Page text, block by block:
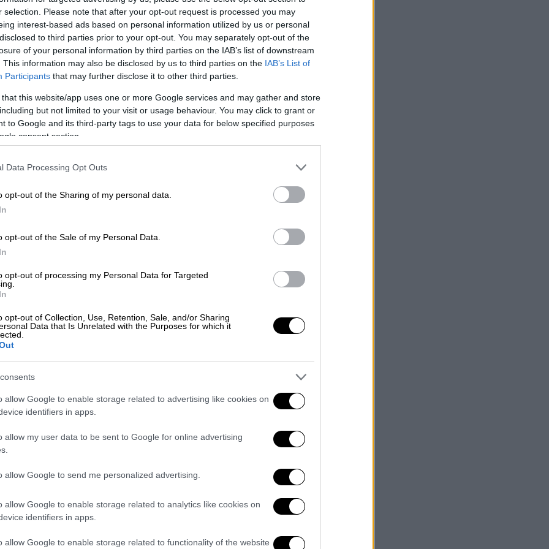
selection. Please note that after your opt-out request is processed you may
interest-based ads based on personal information utilized by us or personal
to third parties prior to your opt-out. You may separately opt-out of the
of your personal information by third parties on the IAB’s list of downstream
This information may also be disclosed by us to third parties on the IAB’s List of
Participants that may further disclose it to other third parties.
that this website/app uses one or more Google services and may gather and store
but not limited to your visit or usage behaviour. You may click to grant or
to Google and its third-party tags to use your data for below specified purposes
consent section.
Data Processing Opt Outs
opt-out of the Sharing of my personal data.
opt-out of the Sale of my Personal Data.
opt-out of processing my Personal Data for Targeted
opt-out of Collection, Use, Retention, Sale, and/or Sharing
Data that Is Unrelated with the Purposes for which it
allow Google to enable storage related to advertising like cookies on
identifiers in apps.
allow my user data to be sent to Google for online advertising
allow Google to send me personalized advertising.
allow Google to enable storage related to analytics like cookies on
identifiers in apps.
allow Google to enable storage related to functionality of the website
πτήσητηςLufthansaαπό το
μπορούσα να είχα ζητήσει» - Το
Χάρντινγκ που
, αφότου έβγαλε τα ρούχα της, άρχισε
με αποτέλεσμα το αεροπλάνο να
καθυστέρηση.
απογείωση, η 27χρονη γδύθηκεκαι, παρά
ηρεμήσουν, συνέχισε να φωνάζει. Όταν
με μία κουβέρτα, τον δάγκωσε στο
να απομακρυνθεί, επενέβησαν κι άλλοι